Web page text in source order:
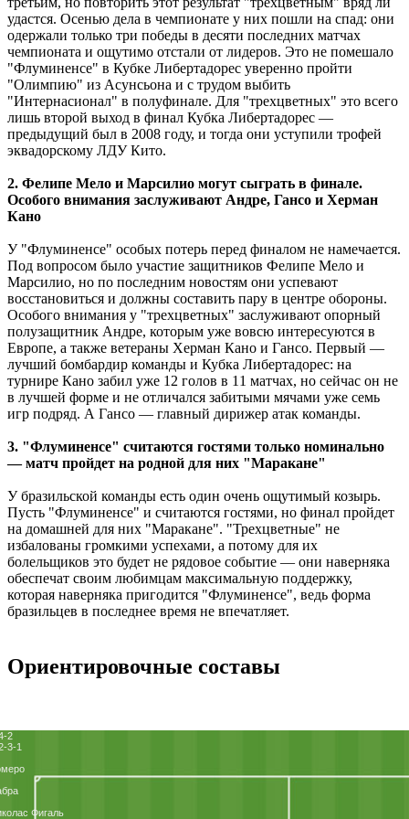
удастся. Осенью дела в чемпионате у них пошли на спад: они
одержали только три победы в десяти последних матчах
чемпионата и ощутимо отстали от лидеров. Это не помешало
"Флуминенсе" в Кубке Либертадорес уверенно пройти
"Олимпию" из Асунсьона и с трудом выбить
"Интернасионал" в полуфинале. Для "трехцветных" это всего
лишь второй выход в финал Кубка Либертадорес ―
предыдущий был в 2008 году, и тогда они уступили трофей
эквадорскому ЛДУ Кито.
2. Фелипе Мело и Марсилио могут сыграть в финале.
Особого внимания заслуживают Андре, Гансо и Херман
Кано
У "Флуминенсе" особых потерь перед финалом не намечается.
Под вопросом было участие защитников Фелипе Мело и
Марсилио, но по последним новостям они успевают
восстановиться и должны составить пару в центре обороны.
Особого внимания у "трехцветных" заслуживают опорный
полузащитник Андре, которым уже вовсю интересуются в
Европе, а также ветераны Херман Кано и Гансо. Первый ―
лучший бомбардир команды и Кубка Либертадорес: на
турнире Кано забил уже 12 голов в 11 матчах, но сейчас он не
в лучшей форме и не отличался забитыми мячами уже семь
игр подряд. А Гансо ― главный дирижер атак команды.
3. "Флуминенсе" считаются гостями только номинально
― матч пройдет на родной для них "Маракане"
У бразильской команды есть один очень ощутимый козырь.
Пусть "Флуминенсе" и считаются гостями, но финал пройдет
на домашней для них "Маракане". "Трехцветные" не
избалованы громкими успехами, а потому для их
болельщиков это будет не рядовое событие ― они наверняка
обеспечат своим любимцам максимальную поддержку,
которая наверняка пригодится "Флуминенсе", ведь форма
бразильцев в последнее время не впечатляет.
Ориентировочные составы
2
3-1
Фигаль